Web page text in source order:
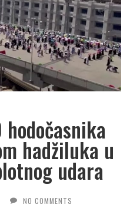
hadžiluka u
udara
NO COMMENTS